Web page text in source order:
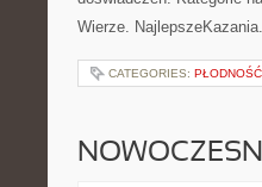
Wierze.
CATEGORIES: